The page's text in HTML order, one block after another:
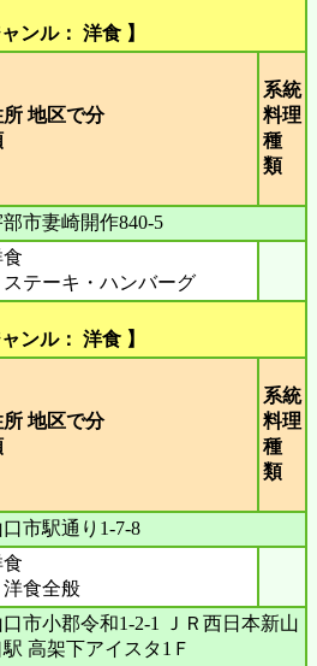
ンル： 洋食 】
所 地区で分
系統
料理
種
類
市妻崎開作840-5
テーキ・ハンバーグ
ンル： 洋食 】
所 地区で分
系統
料理
種
類
口市駅通り1-7-8
食全般
口市小郡令和1-2-1 ＪＲ西日本新山
駅 高架下アイスタ1Ｆ